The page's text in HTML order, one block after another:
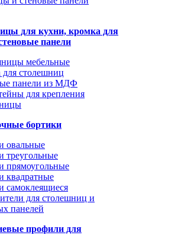
для кухни, кромка для
панели
мебельные
столешниц
панели из МДФ
для крепления
бортики
овальные
треугольные
прямоугольные
квадратные
самоклеящиеся
для столешниц и
панелей
профили для